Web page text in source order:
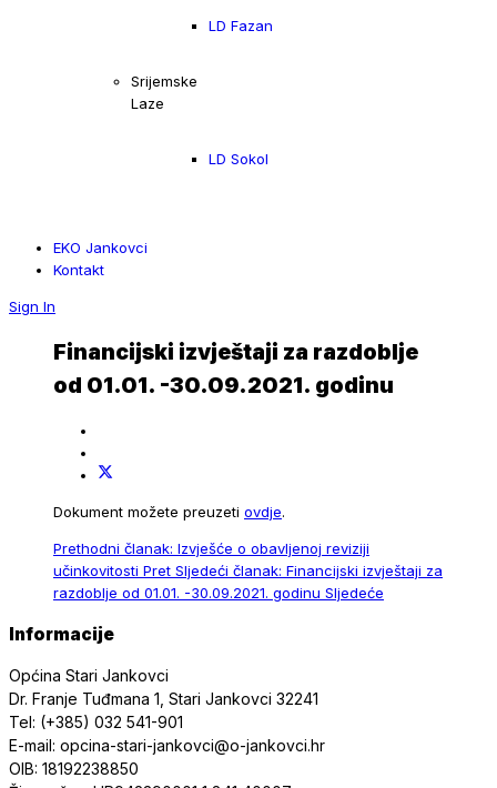
LD Fazan
Srijemske
Laze
LD Sokol
EKO Jankovci
Kontakt
Sign In
Financijski izvještaji za razdoblje
od 01.01. -30.09.2021. godinu
Dokument možete preuzeti ovdje.
Prethodni članak: Izvješće o obavljenoj reviziji
učinkovitosti Pret Sljedeći članak: Financijski izvještaji za
razdoblje od 01.01. -30.09.2021. godinu Sljedeće
Informacije
Općina Stari Jankovci
Dr. Franje Tuđmana 1, Stari Jankovci 32241
Tel: (+385) 032 541-901
E-mail: opcina-stari-jankovci@o-jankovci.hr
OIB: 18192238850